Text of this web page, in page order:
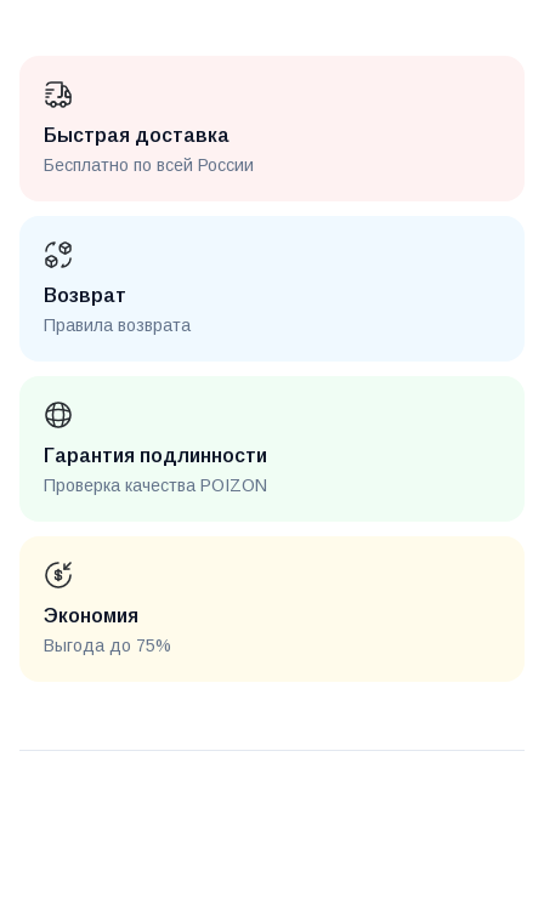
Быстрая доставка
Бесплатно по всей России
Возврат
Правила возврата
Гарантия подлинности
Проверка качества POIZON
Экономия
Выгода до 75%